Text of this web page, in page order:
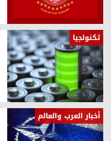
تكنولجيا
أخبار العرب والعالم